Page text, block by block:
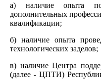
а) наличие опыта по
дополнительных
квалификации;
б) наличие опыта
технологических заделов;
в) наличие Центра
(далее - ЦПТИ)